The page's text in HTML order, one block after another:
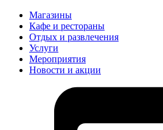
Магазины
Кафе и рестораны
Отдых и развлечения
Услуги
Мероприятия
Новости и акции